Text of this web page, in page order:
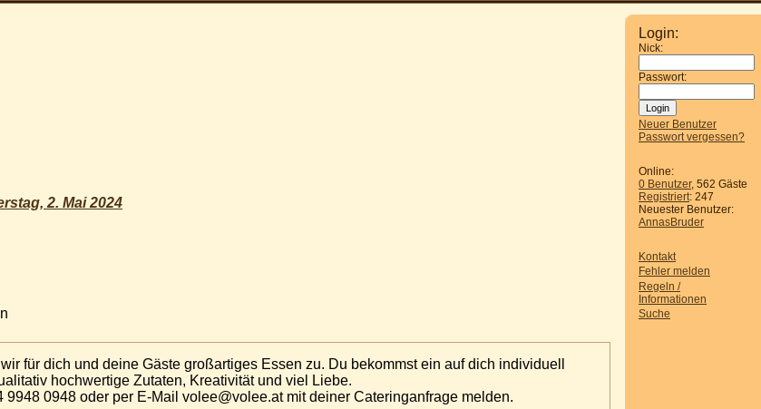
Login:
Nick:
Passwort:
Neuer Benutzer
Passwort vergessen?
Online:
0 Benutzer, 562 Gäste
Registriert: 247
Neuester Benutzer:
AnnasBruder
Kontakt
Fehler melden
Regeln /
Informationen
Suche
2. Mai 2024
für dich und deine Gäste großartiges Essen zu. Du bekommst ein auf dich individuell
hochwertige Zutaten, Kreativität und viel Liebe.
0948 oder per E-Mail volee@volee.at mit deiner Cateringanfrage melden.